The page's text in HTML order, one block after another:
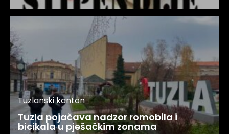
Tuzlanski kanton
Tuzla pojačava nadzor romobila i
bicikala u pješačkim zonama